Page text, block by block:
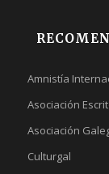
Amnistía
Asociación
Asociación
Culturgal